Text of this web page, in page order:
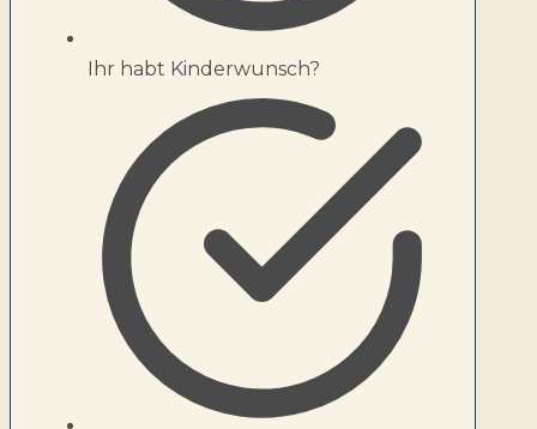
Ihr habt Kinderwunsch?